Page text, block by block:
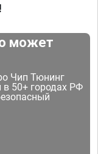
может
Чип Тюнинг
50+ городах РФ